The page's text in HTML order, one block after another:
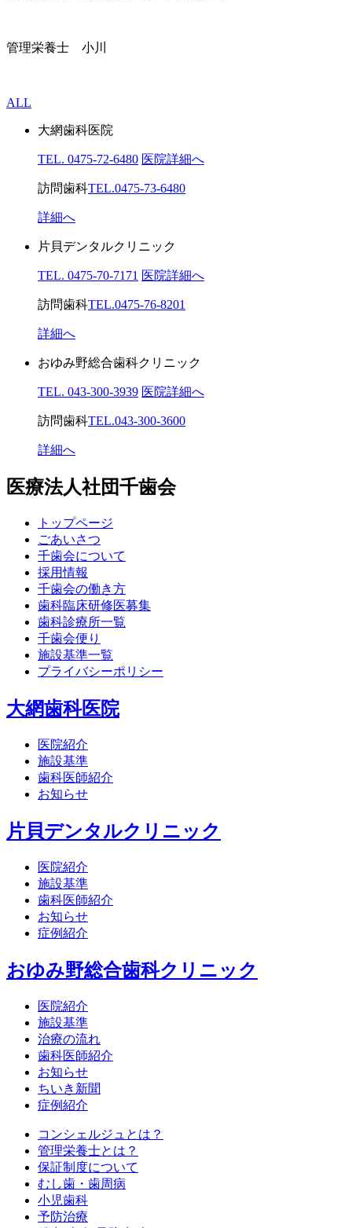
管理栄養士 小川
ALL
大網歯科医院
TEL. 0475-72-6480 医院詳細へ
訪問歯科TEL.0475-73-6480
詳細へ
片貝デンタルクリニック
TEL. 0475-70-7171 医院詳細へ
訪問歯科TEL.0475-76-8201
詳細へ
おゆみ野総合歯科クリニック
TEL. 043-300-3939 医院詳細へ
訪問歯科TEL.043-300-3600
詳細へ
医療法人社団千歯会
トップページ
ごあいさつ
千歯会について
採用情報
千歯会の働き方
歯科臨床研修医募集
歯科診療所一覧
千歯会便り
施設基準一覧
プライバシーポリシー
大網歯科医院
医院紹介
施設基準
歯科医師紹介
お知らせ
片貝デンタルクリニック
医院紹介
施設基準
歯科医師紹介
お知らせ
症例紹介
おゆみ野総合歯科クリニック
医院紹介
施設基準
治療の流れ
歯科医師紹介
お知らせ
ちいき新聞
症例紹介
コンシェルジュとは？
管理栄養士とは？
保証制度について
むし歯・歯周病
小児歯科
予防治療